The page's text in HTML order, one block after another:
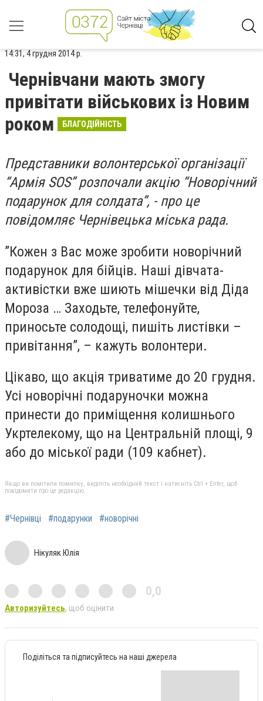
14:31, 4 грудня 2014 р.
Чернівчани мають змогу
привітати військових із Новим
роком
БЛАГОДІЙНІСТЬ
Представники волонтерської організації
“Армія SOS” розпочали акцію “Новорічний
подарунок для солдата”, - про це
повідомляє Чернівецька міська рада.
”Кожен з Вас може зробити новорічний
подарунок для бійців. Наші дівчата-
активістки вже шиють мішечки від Діда
Мороза … Заходьте, телефонуйте,
приносьте солодощі, пишіть листівки –
привітання”, – кажуть волонтери.
Цікаво, що акція триватиме до 20 грудня.
Усі новорічні подаруночки можна
принести до приміщення колишнього
Укртелекому, що на Центральній площі, 9
або до міської ради (109 кабнет).
Якщо ви помітили помилку, виділіть необхідний текст і натисніть Ctrl + Enter, щоб
повідомити про це редакцію
#Чернівці #подарунки #новорічні
Нікуляк Юлія
0,0
Авторизуйтесь, щоб оцінити
Поділіться та підписуйтесь на наші джерела